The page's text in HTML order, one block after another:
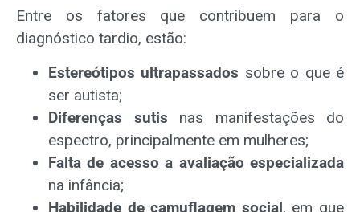
Entre os fatores que contribuem para o
diagnóstico tardio, estão:
Estereótipos ultrapassados sobre o que é
ser autista;
Diferenças sutis nas manifestações do
espectro, principalmente em mulheres;
Falta de acesso a avaliação especializada
na infância;
Habilidade de camuflagem social, em que